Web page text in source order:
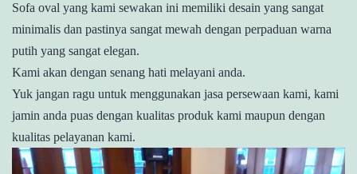
Sofa oval yang kami sewakan ini memiliki desain yang sangat
minimalis dan pastinya sangat mewah dengan perpaduan warna
putih yang sangat elegan.
Kami akan dengan senang hati melayani anda.
Yuk jangan ragu untuk menggunakan jasa persewaan kami, kami
jamin anda puas dengan kualitas produk kami maupun dengan
kualitas pelayanan kami.